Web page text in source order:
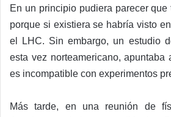
En un principio pudiera parecer
porque si existiera se habría visto
el LHC. Sin embargo, un estudio
esta vez norteamericano,
es incompatible con experimentos
Más tarde, en una reunión de